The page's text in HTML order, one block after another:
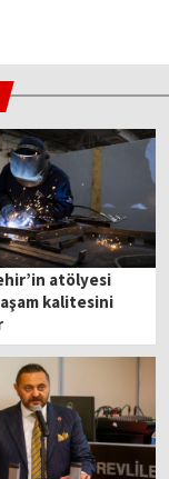
atölyesi
kalitesini